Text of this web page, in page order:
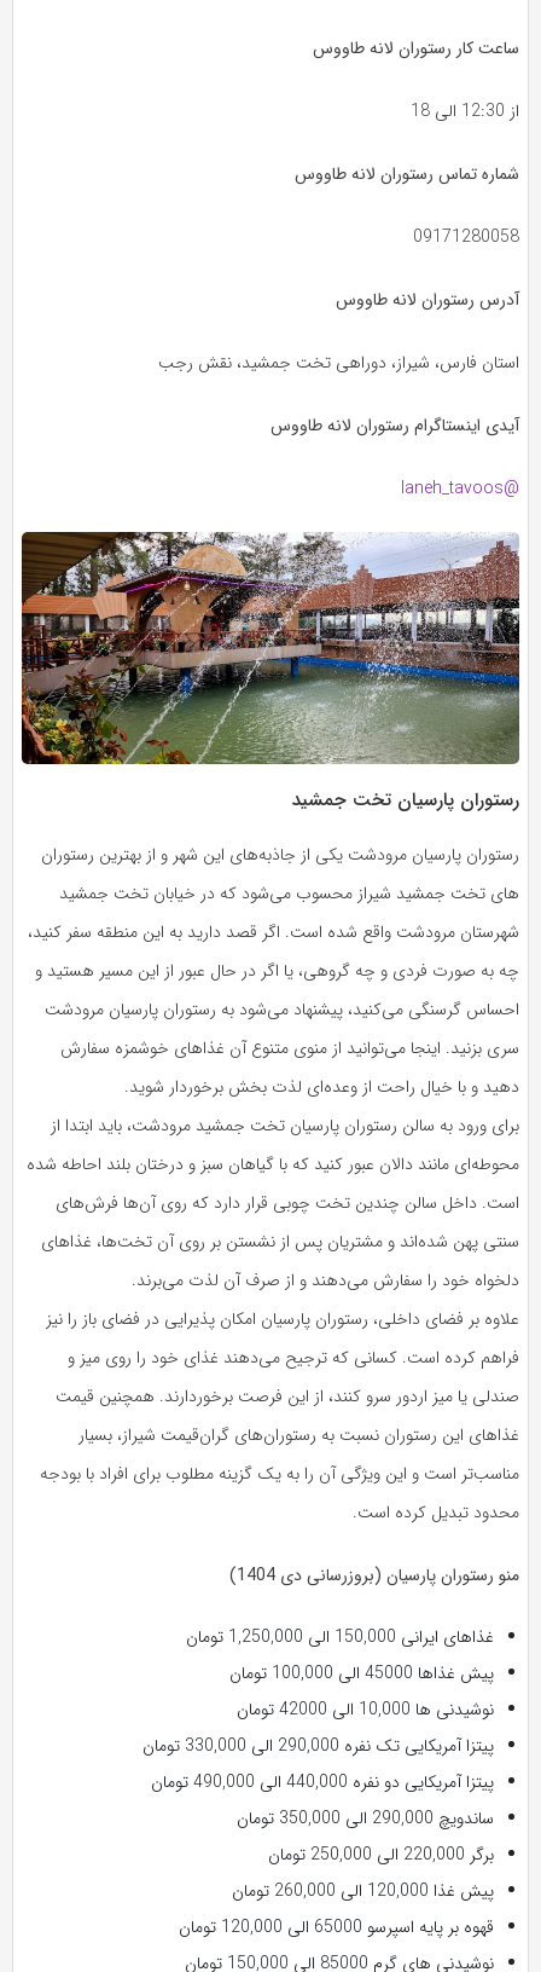
ساعت کار رستوران لانه طاووس
از 12:30 الی 18
شماره تماس رستوران لانه طاووس
09171280058
آدرس رستوران لانه طاووس
استان فارس، شیراز، دوراهی تخت جمشید، نقش رجب
آیدی اینستاگرام رستوران لانه طاووس
@laneh_tavoos
رستوران پارسیان تخت جمشید
رستوران پارسیان مرودشت یکی از جاذبه‌های این شهر و از بهترین رستوران
های تخت جمشید شیراز محسوب می‌شود که در خیابان تخت جمشید
شهرستان مرودشت واقع شده است. اگر قصد دارید به این منطقه سفر کنید،
چه به صورت فردی و چه گروهی، یا اگر در حال عبور از این مسیر هستید و
احساس گرسنگی می‌کنید، پیشنهاد می‌شود به رستوران پارسیان مرودشت
سری بزنید. اینجا می‌توانید از منوی متنوع آن غذاهای خوشمزه سفارش
دهید و با خیال راحت از وعده‌ای لذت بخش برخوردار شوید.
برای ورود به سالن رستوران پارسیان تخت جمشید مرودشت، باید ابتدا از
محوطه‌ای مانند دالان عبور کنید که با گیاهان سبز و درختان بلند احاطه شده
است. داخل سالن چندین تخت چوبی قرار دارد که روی آن‌ها فرش‌های
سنتی پهن شده‌اند و مشتریان پس از نشستن بر روی آن تخت‌ها، غذاهای
دلخواه خود را سفارش می‌دهند و از صرف آن لذت می‌برند.
علاوه بر فضای داخلی، رستوران پارسیان امکان پذیرایی در فضای باز را نیز
فراهم کرده است. کسانی که ترجیح می‌دهند غذای خود را روی میز و
صندلی یا میز اردور سرو کنند، از این فرصت برخوردارند. همچنین قیمت
غذاهای این رستوران نسبت به رستوران‌های گران‌قیمت شیراز، بسیار
مناسب‌تر است و این ویژگی آن را به یک گزینه مطلوب برای افراد با بودجه
محدود تبدیل کرده است.
منو رستوران پارسیان (بروزرسانی دی 1404)
غذاهای ایرانی 150,000 الی 1,250,000 تومان
پیش غذاها 45000 الی 100,000 تومان
نوشیدنی ها 10,000 الی 42000 تومان
پیتزا آمریکایی تک نفره 290,000 الی 330,000 تومان
پیتزا آمریکایی دو نفره 440,000 الی 490,000 تومان
ساندویچ 290,000 الی 350,000 تومان
برگر 220,000 الی 250,000 تومان
پیش غذا 120,000 الی 260,000 تومان
قهوه بر پایه اسپرسو 65000 الی 120,000 تومان
نوشیدنی های گرم 85000 الی 150,000 تومان